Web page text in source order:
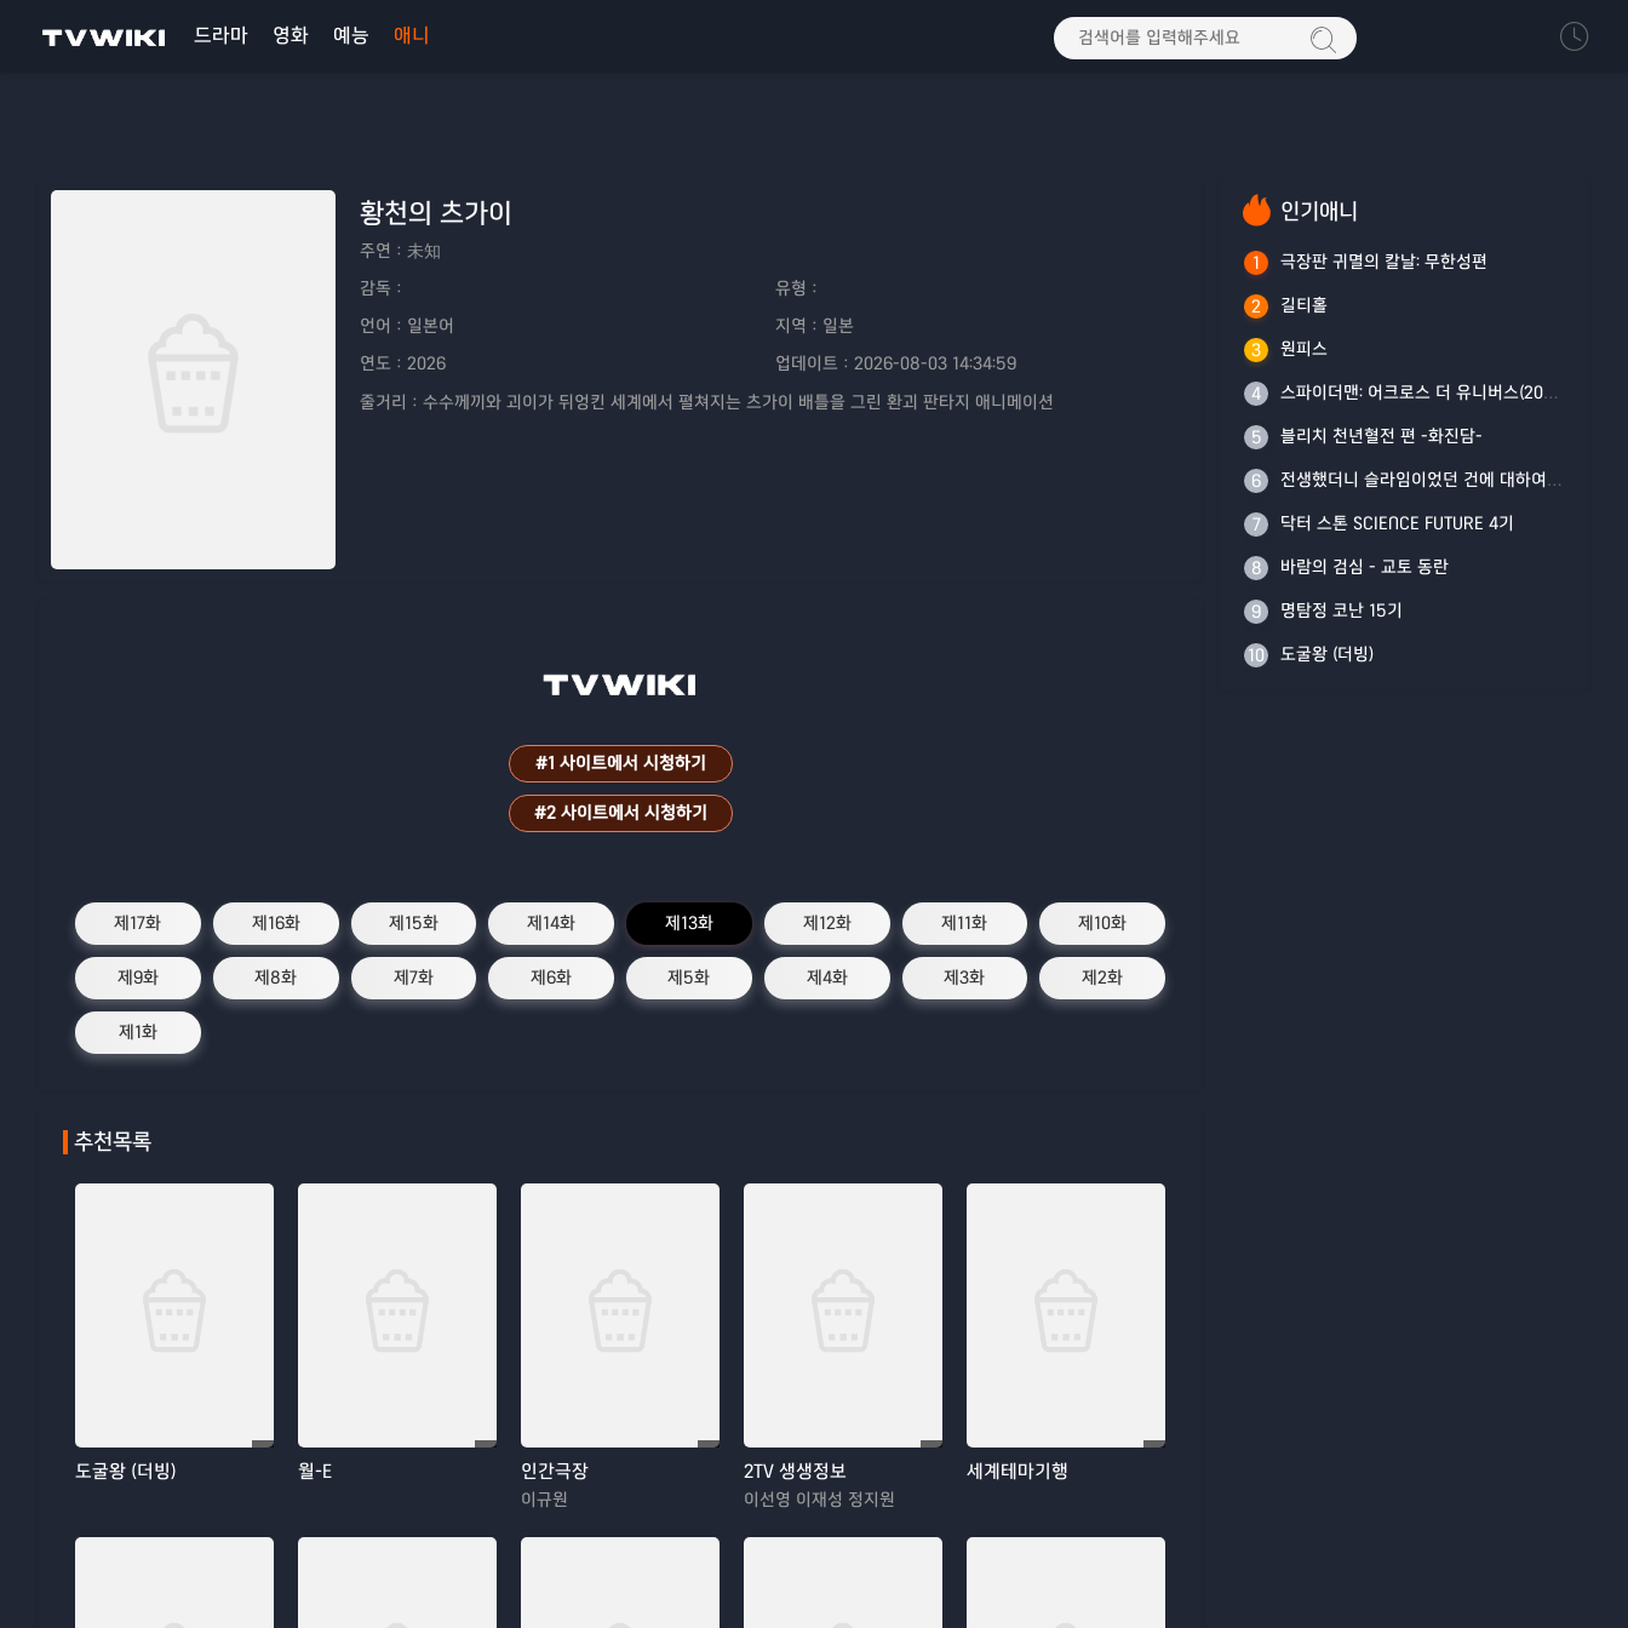
드라마 영화 예능 애니
황천의 츠가이
주연： 未知
감독：
유형：
언어： 일본어 지역： 일본
연도： 2026 업데이트： 2026-08-03 14:34:59
줄거리： 수수께끼와 괴이가 뒤엉킨 세계에서 펼쳐지는 츠가이 배틀을 그린 환괴 판타지 애니메이션
#1 사이트에서 시청하기
#2 사이트에서 시청하기
제17화 제16화 제15화 제14화 제13화 제12화 제11화 제10화
제9화 제8화 제7화 제6화 제5화 제4화 제3화 제2화
제1화
추천목록
도굴왕 (더빙) 월-E 인간극장
이규원
2TV 생생정보
이선영 이재성 정지원
세계테마기행
인기애니
1 극장판 귀멸의 칼날: 무한성편
2 길티홀
3 원피스
4 스파이더맨: 어크로스 더 유니버스(2023)
5 블리치 천년혈전 편 -화진담-
6 전생했더니 슬라임이었던 건에 대하여 4기
7 닥터 스톤 SCIENCE FUTURE 4기
8 바람의 검심 - 교토 동란
9 명탐정 코난 15기
10 도굴왕 (더빙)